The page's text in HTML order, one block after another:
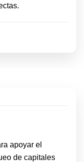
apoyar el
de capitales